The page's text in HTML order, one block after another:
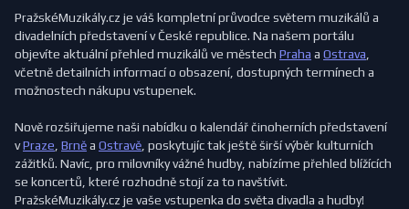
PražskéMuzikály.cz je váš kompletní průvodce světem muzikálů a
divadelních představení v České republice. Na našem portálu
objevíte aktuální přehled muzikálů ve městech Praha a Ostrava,
včetně detailních informací o obsazení, dostupných termínech a
možnostech nákupu vstupenek.
Nově rozšiřujeme naši nabídku o kalendář činoherních představení
vPraze, Brněa Ostravě, poskytujíc tak ještě širší výběr kulturních
zážitků. Navíc, pro milovníky vážné hudby, nabízíme přehled blížících
se koncertů, které rozhodně stojí za to navštívit.
PražskéMuzikály.cz je vaše vstupenka do světa divadla a hudby!